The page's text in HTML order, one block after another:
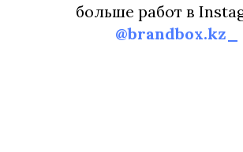
больше работ в
@brandbox.kz_